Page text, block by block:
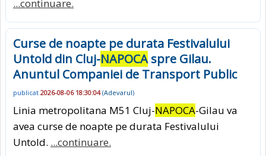
...continuare.
Curse de noapte pe durata Festivalului
Untold din Cluj-NAPOCAspre Gilau.
Anuntul Companiei de Transport Public
publicat 2026-08-06 18:30:04(Adevarul)
Linia metropolitana M51 Cluj-NAPOCA-Gilau va
avea curse de noapte pe durata Festivalului
Untold. ...continuare.